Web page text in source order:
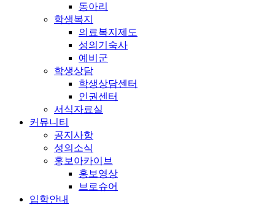
동아리
학생복지
의료복지제도
성의기숙사
예비군
학생상담
학생상담센터
인권센터
서식자료실
커뮤니티
공지사항
성의소식
홍보아카이브
홍보영상
브로슈어
입학안내